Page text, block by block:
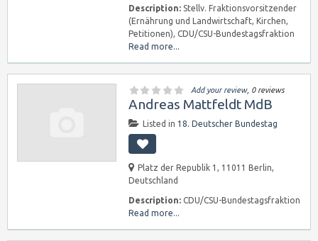
Description: Stellv. Fraktionsvorsitzender
(Ernährung und Landwirtschaft, Kirchen,
Petitionen), CDU/CSU-Bundestagsfraktion
Read more...
Add your review, 0 reviews
Andreas Mattfeldt MdB
Listed in 18. Deutscher Bundestag
Platz der Republik 1, 11011 Berlin,
Deutschland
Description: CDU/CSU-Bundestagsfraktion
Read more...